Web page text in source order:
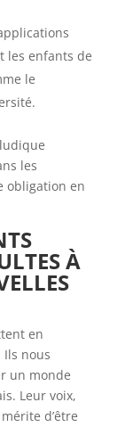
les enfants de
le
les
obligation en
À
en
nous
un monde
Leur voix,
d’être